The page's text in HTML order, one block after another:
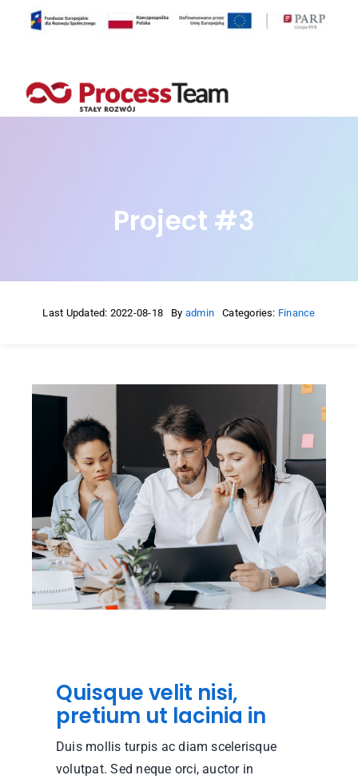
Przejdź
Project #3
Last Updated: 2022-08-18 By admin Categories: Finance
Quisque velit nisi,
pretium ut lacinia in
Duis mollis turpis ac diam scelerisque
volutpat. Sed neque orci, auctor in